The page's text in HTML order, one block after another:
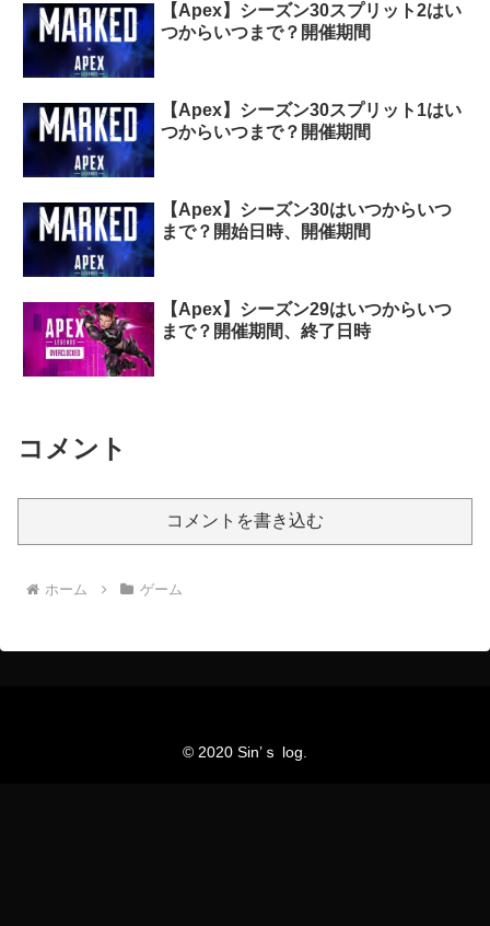
【Apex】シーズン30スプリット2はい
つからいつまで？開催期間
【Apex】シーズン30スプリット1はい
つからいつまで？開催期間
【Apex】シーズン30はいつからいつ
まで？開始日時、開催期間
【Apex】シーズン29はいつからいつ
まで？開催期間、終了日時
コメント
コメントを書き込む
ホーム ゲーム
© 2020 Sin’ｓ log.